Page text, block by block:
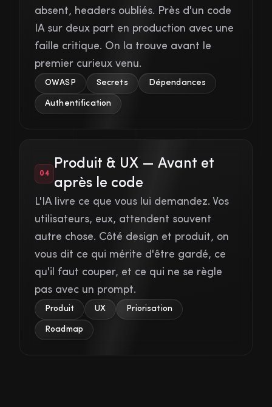
absent, headers oubliés. Près d'un code
IA sur deux part en production avec une
faille critique. On la trouve avant le
premier curieux venu.
OWASP Secrets Dépendances
Authentification
04
Produit & UX — Avant et
après le code
L'IA livre ce que vous lui demandez. Vos
utilisateurs, eux, attendent souvent
autre chose. Côté design et produit, on
vous dit ce qui mérite d'être gardé, ce
qu'il faut couper, et ce qui ne se règle
pas avec un prompt.
Produit UX Priorisation
Roadmap